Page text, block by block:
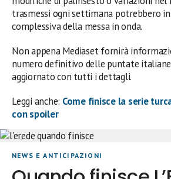
trasmessi ogni settimana potrebbero
complessiva della messa in onda.
Non appena Mediaset fornirà
numero definitivo delle puntate
aggiornato con tutti i dettagli.
Leggi anche: Come finisce la serie
con spoiler
NEWS E ANTICIPAZIONI